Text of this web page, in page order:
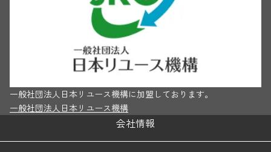
一般社団法人日本リユース機構に加盟しております。
一般社団法人日本リユース機構
会社情報